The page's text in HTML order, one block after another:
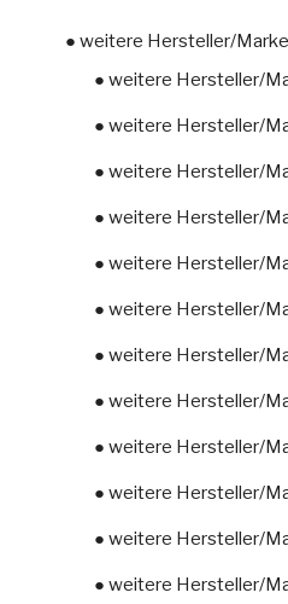
● weitere Hersteller/
● weitere Hersteller/
● weitere Hersteller/
● weitere Hersteller/
● weitere Hersteller/
● weitere Hersteller/
● weitere Hersteller/
● weitere Hersteller/
● weitere Hersteller/
● weitere Hersteller/
● weitere Hersteller/
● weitere Hersteller/
● weitere Hersteller/